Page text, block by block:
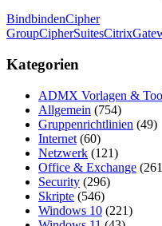
BindbindenCipher
GroupCipherSuitesCitrix
Kategorien
ADMX Vorlagen &
Allgemein (754)
Gruppenrichtlinien (49)
Internet (60)
Netzwerk (121)
Office & Exchange
Security (296)
Skripte (546)
Windows 10 (221)